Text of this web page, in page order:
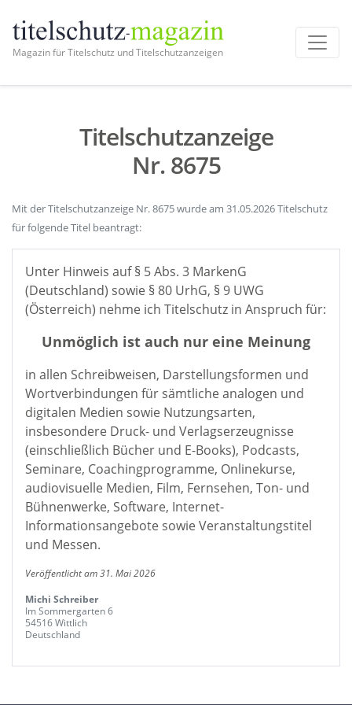
Magazin für Titelschutz und Titelschutzanzeigen
Titelschutzanzeige
Nr. 8675
Mit der Titelschutzanzeige Nr. 8675 wurde am 31.05.2026 Titelschutz
für folgende Titel beantragt:
Unter Hinweis auf § 5 Abs. 3 MarkenG
(Deutschland) sowie § 80 UrhG, § 9 UWG
(Österreich) nehme ich Titelschutz in Anspruch für:
Unmöglich ist auch nur eine Meinung
in allen Schreibweisen, Darstellungsformen und
Wortverbindungen für sämtliche analogen und
digitalen Medien sowie Nutzungsarten,
insbesondere Druck- und Verlagserzeugnisse
(einschließlich Bücher und E-Books), Podcasts,
Seminare, Coachingprogramme, Onlinekurse,
audiovisuelle Medien, Film, Fernsehen, Ton- und
Bühnenwerke, Software, Internet-
Informationsangebote sowie Veranstaltungstitel
und Messen.
Veröffentlicht am 31. Mai 2026
Michi Schreiber
Im Sommergarten 6
54516 Wittlich
Deutschland